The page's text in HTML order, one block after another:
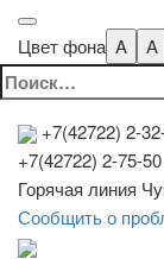
Цвет фона A A
Найти:
+7(42722) 2-
+7(42722) 2-75-
Горячая линия
Сообщить о